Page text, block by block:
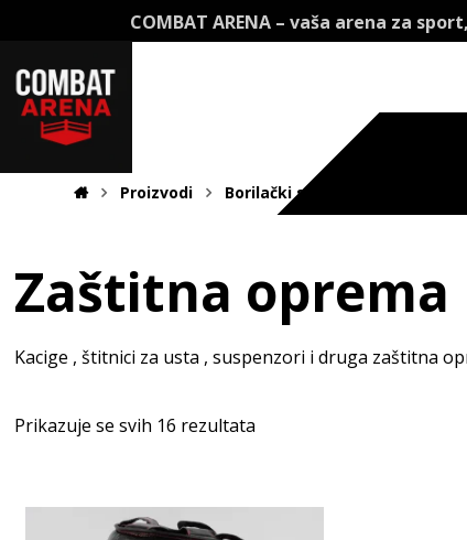
COMBAT ARENA – vaša arena za
Proizvodi Borilački sportovi
Zaštitna oprema
Kacige , štitnici za usta , suspenzori i druga zaštitna
Prikazuje se svih 16 rezultata